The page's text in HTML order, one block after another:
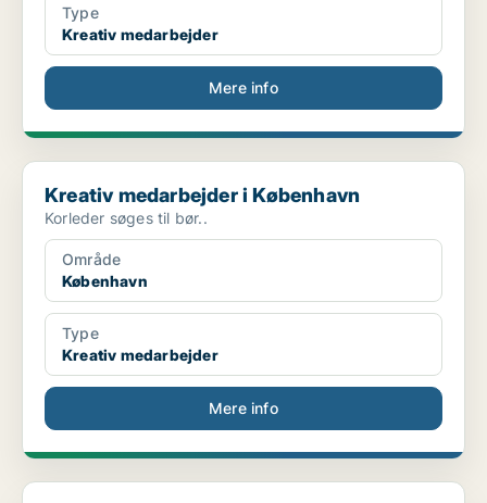
Type
Kreativ medarbejder
Mere info
Kreativ medarbejder i København
Kreativ medarbejder i København
Korleder søges til bør..
Område
København
Type
Kreativ medarbejder
Mere info
Kreativ medarbejder i København